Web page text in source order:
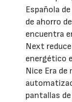
Española
de ahorro
encuentra
Next
energético
Nice Era
pantallas